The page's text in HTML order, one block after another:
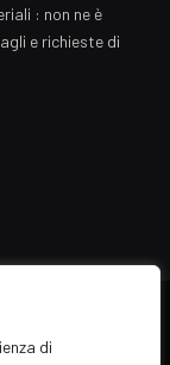
di
: non ne è
e richieste di